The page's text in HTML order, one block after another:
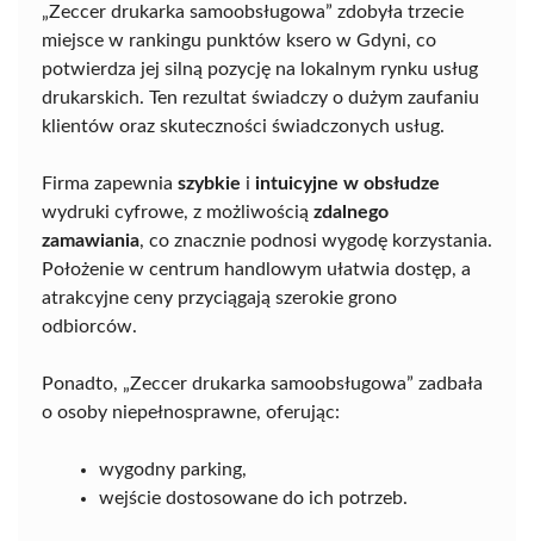
„Zeccer drukarka samoobsługowa” zdobyła trzecie
miejsce w rankingu punktów ksero w Gdyni, co
potwierdza jej silną pozycję na lokalnym rynku usług
drukarskich. Ten rezultat świadczy o dużym zaufaniu
klientów oraz skuteczności świadczonych usług.
Firma zapewnia szybkie i intuicyjne w obsłudze
wydruki cyfrowe, z możliwością zdalnego
zamawiania, co znacznie podnosi wygodę korzystania.
Położenie w centrum handlowym ułatwia dostęp, a
atrakcyjne ceny przyciągają szerokie grono
odbiorców.
Ponadto, „Zeccer drukarka samoobsługowa” zadbała
o osoby niepełnosprawne, oferując:
wygodny parking,
wejście dostosowane do ich potrzeb.